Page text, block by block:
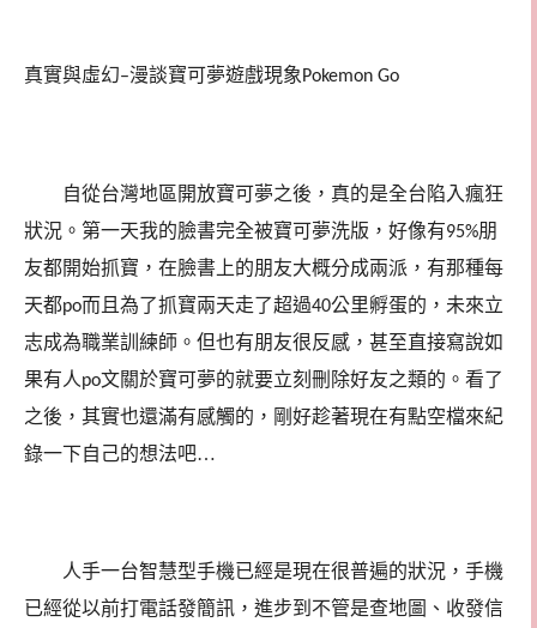
真實與虛幻–漫談寶可夢遊戲現象 Pokemon Go
自從台灣地區開放寶可夢之後，真的是全台陷入瘋狂
狀況。第一天我的臉書完全被寶可夢洗版，好像有95%朋
友都開始抓寶，在臉書上的朋友大概分成兩派，有那種每
天都po而且為了抓寶兩天走了超過40公里孵蛋的，未來立
志成為職業訓練師。但也有朋友很反感，甚至直接寫說如
果有人po文關於寶可夢的就要立刻刪除好友之類的。看了
之後，其實也還滿有感觸的，剛好趁著現在有點空檔來紀
錄一下自己的想法吧…
人手一台智慧型手機已經是現在很普遍的狀況，手機
已經從以前打電話發簡訊，進步到不管是查地圖、收發信